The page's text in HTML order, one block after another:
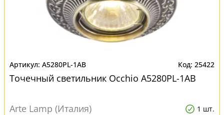
A5280PL-1AB 25422
Точечный светильник Occhio A5280PL-1AB
Arte Lamp (Италия) 1 шт.